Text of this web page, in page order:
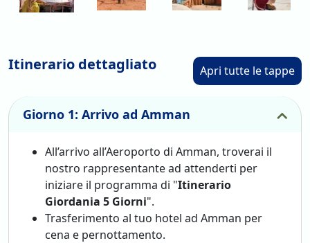
Itinerario dettagliato Apri tutte le tappe
Giorno 1: Arrivo ad Amman
All’arrivo all’Aeroporto di Amman, troverai il
nostro rappresentante ad attenderti per
iniziare il programma di "Itinerario
Giordania 5 Giorni".
Trasferimento al tuo hotel ad Amman per
cena e pernottamento.